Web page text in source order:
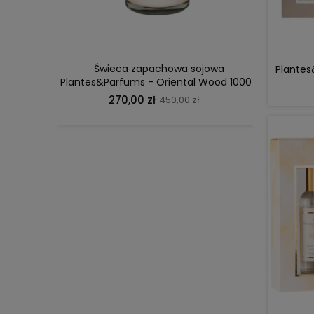
Świeca zapachowa sojowa
Plantes&Parfums - Oriental Wood 1000
g 450,00 zł
270,00 zł